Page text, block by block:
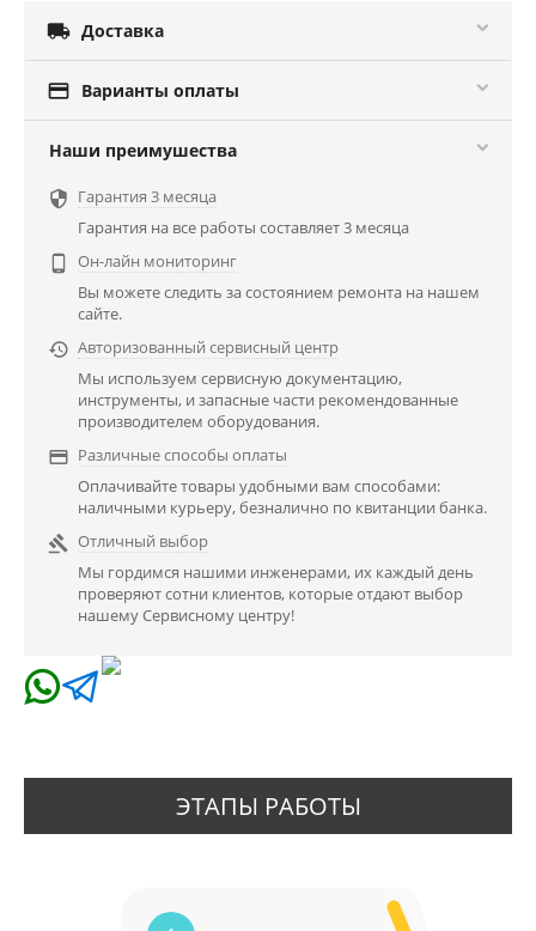
 Доставка
 Варианты оплаты
Наши преимушества
 Гарантия 3 месяца
Гарантия на все работы составляет 3 месяца

Он-лайн мониторинг
Вы можете следить за состоянием ремонта на нашем
сайте.
 Авторизованный сервисный центр
Мы используем сервисную документацию,
инструменты, и запасные части рекомендованные
производителем оборудования.
 Различные способы оплаты
Оплачивайте товары удобными вам способами:
наличными курьеру, безналично по квитанции банка.
 Отличный выбор
Мы гордимся нашими инженерами, их каждый день
проверяют сотни клиентов, которые отдают выбор
нашему Сервисному центру!
ЭТАПЫ РАБОТЫ